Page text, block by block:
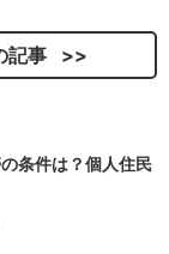
記事
条件は？個人住民